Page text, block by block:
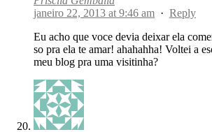
janeiro 22, 2013 at 9:46 am · Reply
Eu acho que voce devia deixar ela
so pra ela te amar! ahahahha! Voltei a
meu blog pra uma visitinha?